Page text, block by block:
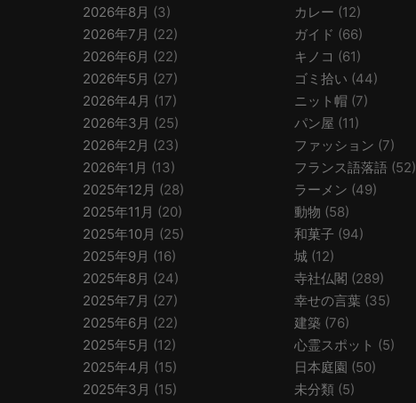
2026年8月 (3)
2026年7月 (22)
2026年6月 (22)
2026年5月 (27)
2026年4月 (17)
2026年3月 (25)
2026年2月 (23)
2026年1月 (13)
2025年12月 (28)
2025年11月 (20)
2025年10月 (25)
2025年9月 (16)
2025年8月 (24)
2025年7月 (27)
2025年6月 (22)
2025年5月 (12)
2025年4月 (15)
2025年3月 (15)
カレー (12)
ガイド (66)
キノコ (61)
ゴミ拾い (44)
ニット帽 (7)
パン屋 (11)
ファッション (7)
フランス語落語 (52)
ラーメン (49)
動物 (58)
和菓子 (94)
城 (12)
寺社仏閣 (289)
幸せの言葉 (35)
建築 (76)
心霊スポット (5)
日本庭園 (50)
未分類 (5)